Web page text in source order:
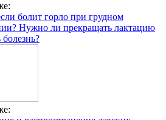
болит горло при грудном
Нужно ли прекращать лактацию